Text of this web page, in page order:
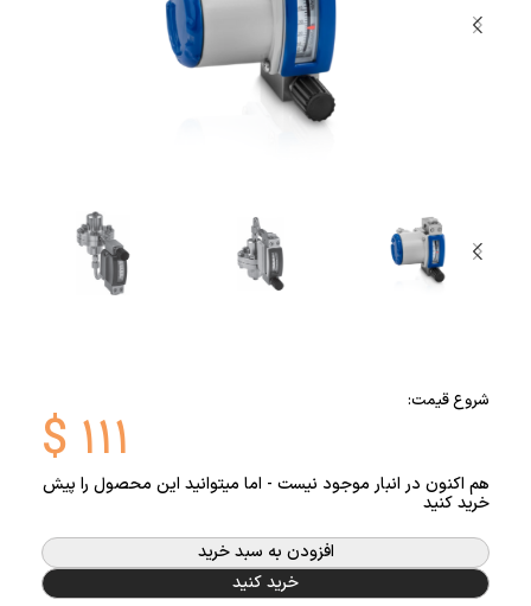
شروع قیمت:
$ ۱۱۱
هم اکنون در انبار موجود نیست - اما میتوانید این محصول را پیش
خرید کنید
افزودن به سبد خرید
خرید کنید